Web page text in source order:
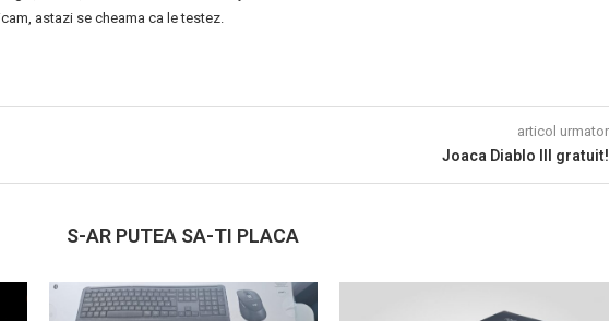
astazi se cheama ca le testez.
articol urmator
Joaca Diablo III gratuit!
S-AR PUTEA SA-TI PLACA